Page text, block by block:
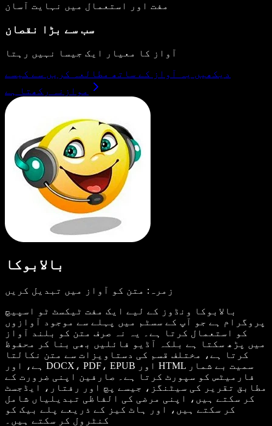
مفت اور استعمال میں نہایت آسان
سب سے بڑا نقصان
آواز کا معیار ایک جیسا نہیں رہتا
دیکھیں یہ آواز کے ساتھ مطالعہ کریں سے کیسے
موازنہ رکھتا ہے
بالابوکا
زمرہ: متن کو آواز میں تبدیل کریں
بالابوکا ونڈوز کے لیے ایک مفت ٹیکسٹ ٹو اسپیچ
پروگرام ہے جو آپ کے سسٹم میں پہلے سے موجود آوازوں
کو استعمال کرتا ہے۔ یہ نہ صرف متن کو بلند آواز
میں پڑھ سکتا ہے بلکہ آڈیو فائلیں بھی بنا کر محفوظ
کرتا ہے، مختلف قسم کی دستاویزات سے متن نکالتا
ہے، اور DOCX، PDF، EPUB اور HTML سمیت بے شمار
فارمیٹس کو سپورٹ کرتا ہے۔ صارفین اپنی ضرورت کے
مطابق تقریر کی سیٹنگز، جیسے پچ اور رفتار، ایڈجسٹ
کر سکتے ہیں، اپنی مرضی کی الفاظی تبدیلیاں شامل
کر سکتے ہیں، اور ہاٹ کیز کے ذریعے پلے بیک کو
کنٹرول کر سکتے ہیں۔